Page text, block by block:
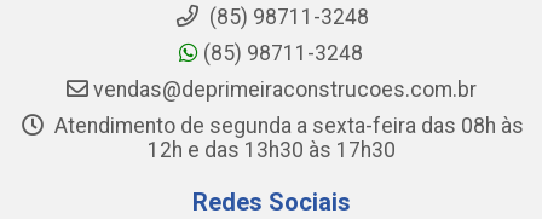
(85) 98711-3248
(85) 98711-3248
vendas@deprimeiraconstrucoes.com.br
Atendimento de segunda a sexta-feira das 08h às
12h e das 13h30 às 17h30
Redes Sociais